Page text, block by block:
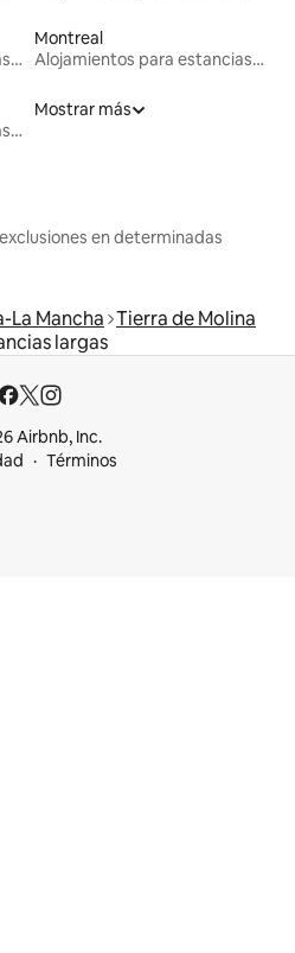
Alojamientos para estancias largas
Montreal
Alojamientos para estancias largas
Alojamientos para estancias largas
Mostrar más
en determinadas
La Mancha Tierra de Molina
largas
Airbnb, Inc.
Términos